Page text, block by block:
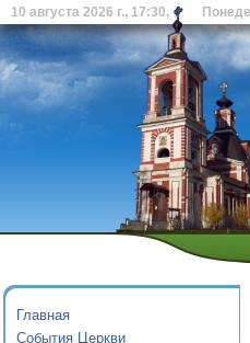
10 августа 2026 г., 17:30,
Главная
События Церкви